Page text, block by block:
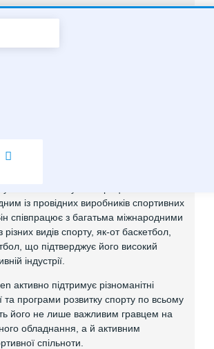
бренд, який спеціалізується на
та інноваційними технологіями, які
із провідних виробників спортивних
співпрацює з багатьма міжнародними
видів спорту, як-от баскетбол,
що підтверджує його високий
індустрії.
активно підтримує різноманітні
та програми розвитку спорту по всьому
його не лише важливим гравцем на
обладнання, а й активним
спільноти.